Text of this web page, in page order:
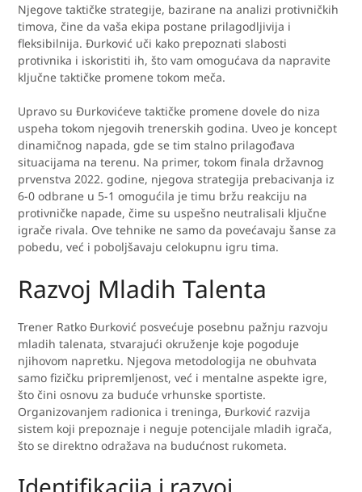
Njegove taktičke strategije, bazirane na analizi protivničkih
timova, čine da vaša ekipa postane prilagodljivija i
fleksibilnija. Đurković uči kako prepoznati slabosti
protivnika i iskoristiti ih, što vam omogućava da napravite
ključne taktičke promene tokom meča.
Upravo su Đurkovićeve taktičke promene dovele do niza
uspeha tokom njegovih trenerskih godina. Uveo je koncept
dinamičnog napada, gde se tim stalno prilagođava
situacijama na terenu. Na primer, tokom finala državnog
prvenstva 2022. godine, njegova strategija prebacivanja iz
6-0 odbrane u 5-1 omogućila je timu bržu reakciju na
protivničke napade, čime su uspešno neutralisali ključne
igrače rivala. Ove tehnike ne samo da povećavaju šanse za
pobedu, već i poboljšavaju celokupnu igru tima.
Razvoj Mladih Talenta
Trener Ratko Đurković posvećuje posebnu pažnju razvoju
mladih talenata, stvarajući okruženje koje pogoduje
njihovom napretku. Njegova metodologija ne obuhvata
samo fizičku pripremljenost, već i mentalne aspekte igre,
što čini osnovu za buduće vrhunske sportiste.
Organizovanjem radionica i treninga, Đurković razvija
sistem koji prepoznaje i neguje potencijale mladih igrača,
što se direktno odražava na budućnost rukometa.